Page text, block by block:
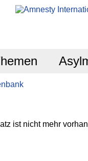
ist nicht mehr